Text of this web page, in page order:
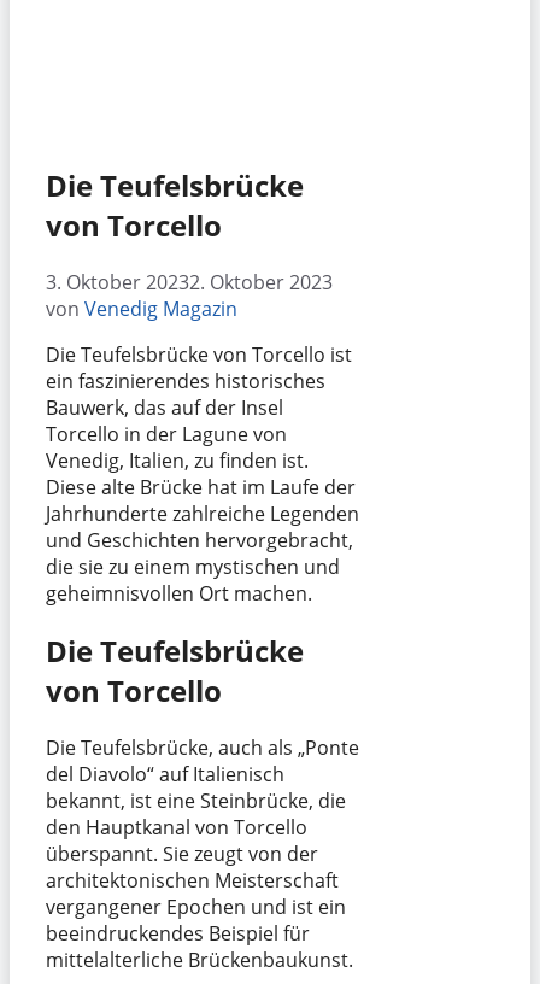
Die Teufelsbrücke
von Torcello
3. Oktober 20232. Oktober 2023
von Venedig Magazin
Die Teufelsbrücke von Torcello ist
ein faszinierendes historisches
Bauwerk, das auf der Insel
Torcello in der Lagune von
Venedig, Italien, zu finden ist.
Diese alte Brücke hat im Laufe der
Jahrhunderte zahlreiche Legenden
und Geschichten hervorgebracht,
die sie zu einem mystischen und
geheimnisvollen Ort machen.
Die Teufelsbrücke
von Torcello
Die Teufelsbrücke, auch als „Ponte
del Diavolo“ auf Italienisch
bekannt, ist eine Steinbrücke, die
den Hauptkanal von Torcello
überspannt. Sie zeugt von der
architektonischen Meisterschaft
vergangener Epochen und ist ein
beeindruckendes Beispiel für
mittelalterliche Brückenbaukunst.